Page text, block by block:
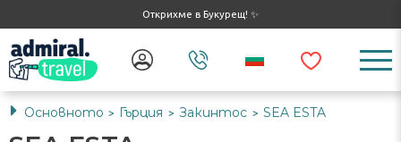
Открихме в Букурещ! ✨
Основното > Гърция > Закинтос > SEA ESTA